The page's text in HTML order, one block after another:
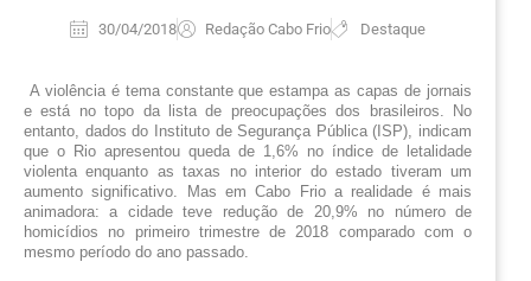
30/04/2018 Redação Cabo Frio Destaque
A violência é tema constante que estampa as capas de jornais
e está no topo da lista de preocupações dos brasileiros. No
entanto, dados do Instituto de Segurança Pública (ISP), indicam
que o Rio apresentou queda de 1,6% no índice de letalidade
violenta enquanto as taxas no interior do estado tiveram um
aumento significativo. Mas em Cabo Frio a realidade é mais
animadora: a cidade teve redução de 20,9% no número de
homicídios no primeiro trimestre de 2018 comparado com o
mesmo período do ano passado.